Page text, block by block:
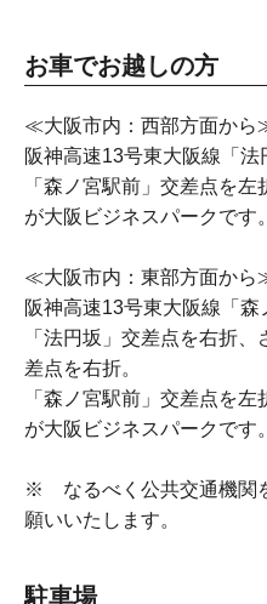
お車でお越しの方
≪大阪市内：西部方面か
阪神高速13号東大阪線「法
「森ノ宮駅前」交差点を
が大阪ビジネスパークです。
≪大阪市内：東部方面か
阪神高速13号東大阪線「森
「法円坂」交差点を右折
差点を右折。
「森ノ宮駅前」交差点を
が大阪ビジネスパークです。
※ なるべく公共交通機関
願いいたします。
駐車場